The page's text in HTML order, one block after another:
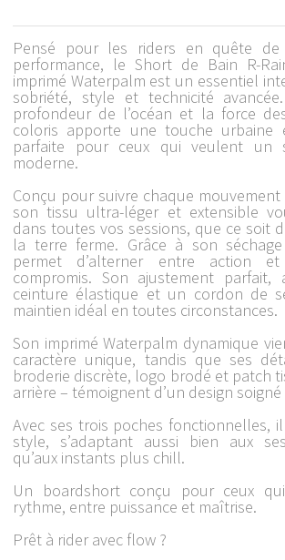
Pensé pour les riders en quête
performance, le Short de Bain R-
imprimé Waterpalm est un essentiel
sobriété, style et technicité
profondeur de l’océan et la force
coloris apporte une touche urbaine
parfaite pour ceux qui veulent un
moderne.
Conçu pour suivre chaque
son tissu ultra-léger et extensible
dans toutes vos sessions, que ce soit
la terre ferme. Grâce à son
permet d’alterner entre action
compromis. Son ajustement parfait,
ceinture élastique et un cordon de
maintien idéal en toutes circonstances.
Son imprimé Waterpalm dynamique
caractère unique, tandis que ses
broderie discrète, logo brodé et patch
arrière – témoignent d’un design
Avec ses trois poches fonctionnelles,
style, s’adaptant aussi bien aux
qu’aux instants plus chill.
Un boardshort conçu pour ceux
rythme, entre puissance et maîtrise.
Prêt à rider avec flow ?